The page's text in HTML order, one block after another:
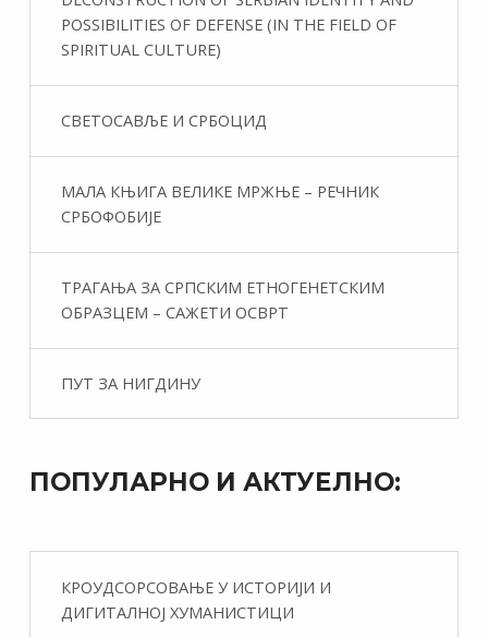
POSSIBILITIES OF DEFENSE (IN THE FIELD OF
SPIRITUAL CULTURE)
СВЕТОСАВЉЕ И СРБОЦИД
МАЛА КЊИГА ВЕЛИКЕ МРЖЊЕ – РЕЧНИК
СРБОФОБИЈЕ
ТРАГАЊА ЗА СРПСКИМ ЕТНОГЕНЕТСКИМ
ОБРАЗЦЕМ – САЖЕТИ ОСВРТ
ПУТ ЗА НИГДИНУ
ПОПУЛАРНО И АКТУЕЛНО:
КРОУДСОРСОВАЊЕ У ИСТОРИЈИ И
ДИГИТАЛНОЈ ХУМАНИСТИЦИ